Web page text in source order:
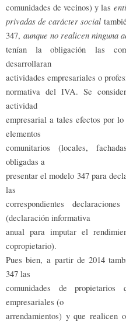
comunidades de vecinos) y las
privadas de carácter social
347, aunque no realicen ninguna
tenían la obligación las
desarrollaran
actividades empresariales o
normativa del IVA. Se
actividad
empresarial a tales efectos por
elementos
comunitarios (locales,
obligadas a
presentar el modelo 347 para
las
correspondientes
(declaración informativa
anual para imputar el
copropietario).
Pues bien, a partir de 2014
347 las
comunidades de propietarios
empresariales (o
arrendamientos) y que realicen